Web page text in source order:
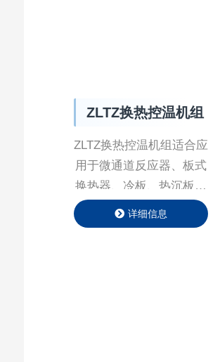
ZLTZ换热控温机组
ZLTZ换热控温机组适合应
⽤于微通道反应器、板式
换热器、冷板、热沉板、
管式反应器等换热⾯积
⼩、制冷量⼤、温差⼩的
详细信息